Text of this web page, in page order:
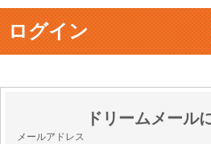
ログイン
ドリームメール
メールアドレス